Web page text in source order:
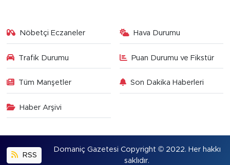
Nöbetçi Eczaneler Hava Durumu
Trafik Durumu Puan Durumu ve Fikstür
Tüm Manşetler Son Dakika Haberleri
Haber Arşivi
RSS
Domaniç Gazetesi Copyright © 2022. Her hakkı
saklıdır.